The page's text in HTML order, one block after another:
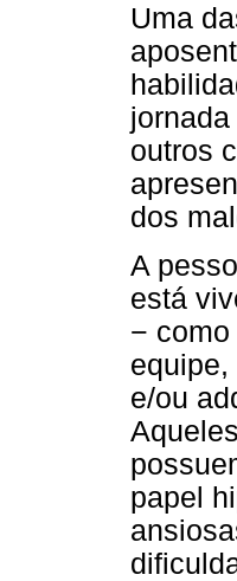
Uma
outros
dos
A
está
−
e/ou
papel